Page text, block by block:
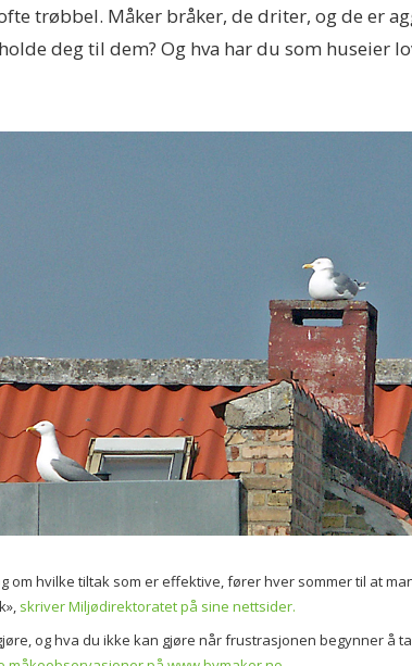
trøbbel. Måker bråker, de driter, og de er
deg til dem? Og hva har du som huseier
om hvilke tiltak som er effektive, fører hver sommer til at
skriver Miljødirektoratet på sine nettsider.
og hva du ikke kan gjøre når frustrasjonen begynner å